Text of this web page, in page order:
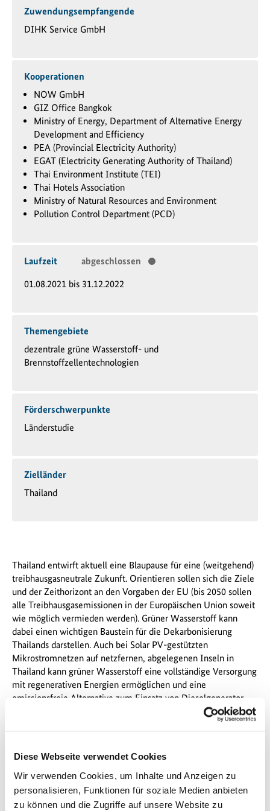
Diese Webseite verwendet Cookies
Wir verwenden Cookies, um Inhalte und Anzeigen zu
personalisieren, Funktionen für soziale Medien anbieten
zu können und die Zugriffe auf unsere Website zu
Zuwendungsempfangende
DIHK Service GmbH
Kooperationen
NOW GmbH
GIZ Office Bangkok
Ministry of Energy, Department of Alternative Energy
Development and Efficiency
PEA (Provincial Electricity Authority)
EGAT (Electricity Generating Authority of Thailand)
Thai Environment Institute (TEI)
Thai Hotels Association
Ministry of Natural Resources and Environment
Pollution Control Department (PCD)
Laufzeit
abgeschlossen
01.08.2021 bis 31.12.2022
Themengebiete
dezentrale grüne Wasserstoff- und
Brennstoffzellentechnologien
Förderschwerpunkte
Länderstudie
Zielländer
Thailand
Thailand entwirft aktuell eine Blaupause für eine (weitgehend)
treibhausgasneutrale Zukunft. Orientieren sollen sich die Ziele
und der Zeithorizont an den Vorgaben der EU (bis 2050 sollen
alle Treibhausgasemissionen in der Europäischen Union soweit
wie möglich vermieden werden). Grüner Wasserstoff kann
dabei einen wichtigen Baustein für die Dekarbonisierung
Thailands darstellen. Auch bei Solar PV-gestützten
Mikrostromnetzen auf netzfernen, abgelegenen Inseln in
Thailand kann grüner Wasserstoff eine vollständige Versorgung
mit regenerativen Energien ermöglichen und eine
emissionsfreie Alternative zum Einsatz von Dieselgenerator
bieten. Thailand ist die Heimat von rund 1.000 Inseln, mehr als
ersetzen. Das Thema "Microgrid" ist jedoch eine Lösung, die
Leuchtturmprojekt entstand auf der Insel Koh Jik (Provinz
Chantaburi). Die Marktstudie identifizierte das Potential für
mögliche Anwendungen von Technologien im Bereich des